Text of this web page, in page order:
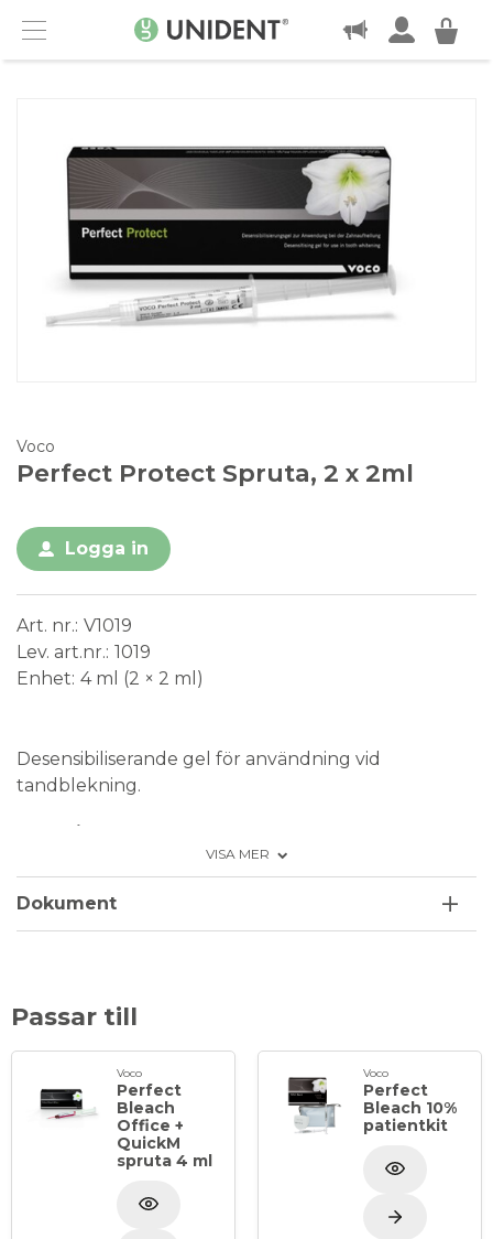
Menu
KONTAKT
Voco
Perfect Protect Spruta, 2 x 2ml
Logga in
Art. nr. V1019
Lev. art.nr. 1019
Enhet 4 ml (2 × 2 ml)
Desensibiliserande gel för användning vid
tandblekning.
Kort och varierande bärtid från 15 till 60
Neutral smak
sprutan/kanylen
VISA MER
Dokument
Passar till
Voco
Perfect
Bleach
Office +
QuickM
spruta 4 ml
Voco
Perfect
Bleach 10%
patientkit